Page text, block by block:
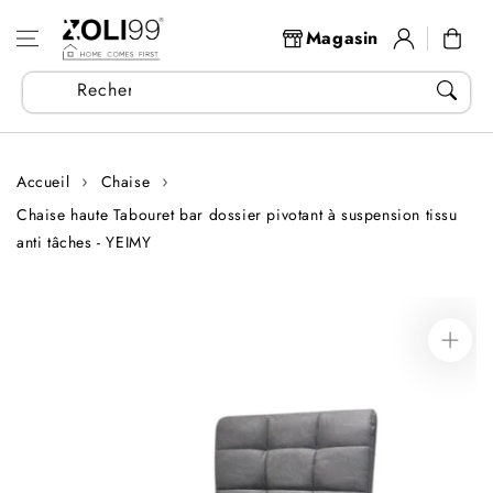
contenu
Recherchez vos articles...
Magasin
connecter
Panier
Accueil
Chaise
Chaise haute Tabouret bar dossier pivotant à suspension tissu
anti tâches - YEIMY